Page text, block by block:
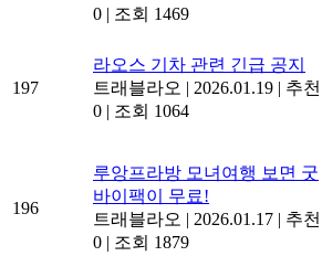
0 | 조회 1469
197
라오스 기차 관련 긴급 공지
트래블라오 | 2026.01.19 | 추천
0 | 조회 1064
196
루앙프라방 모녀여행 보면 굿
바이팩이 무료!
트래블라오 | 2026.01.17 | 추천
0 | 조회 1879